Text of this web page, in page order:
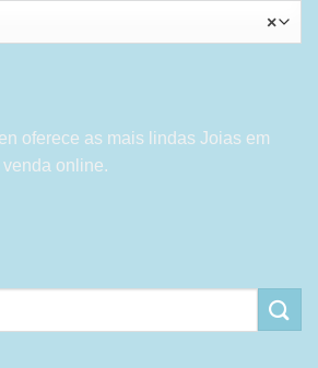
×
oferece as mais lindas Joias em
online.